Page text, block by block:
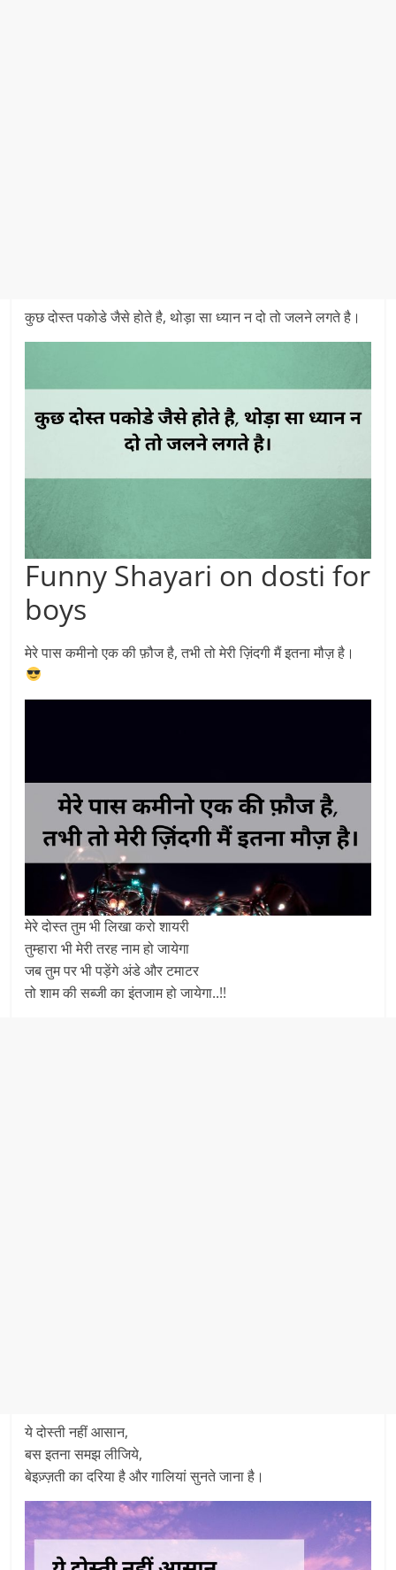
कुछ दोस्त पकोडे जैसे होते है, थोड़ा सा ध्यान न दो तो जलने लगते है।
Funny Shayari on dosti for
boys
मेरे पास कमीनो एक की फ़ौज है, तभी तो मेरी ज़िंदगी मैं इतना मौज़ है।
मेरे दोस्त तुम भी लिखा करो शायरी
तुम्हारा भी मेरी तरह नाम हो जायेगा
जब तुम पर भी पड़ेंगे अंडे और टमाटर
तो शाम की सब्जी का इंतजाम हो जायेगा..!!
ये दोस्ती नहीं आसान,
बस इतना समझ लीजिये,
बेइज़्ज़ती का दरिया है और गालियां सुनते जाना है।